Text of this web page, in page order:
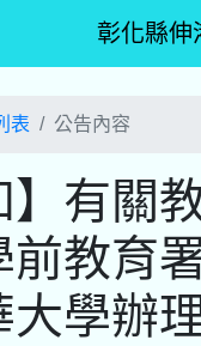
彰化縣伸
表 公告內容
】有關
前教育
大學辦